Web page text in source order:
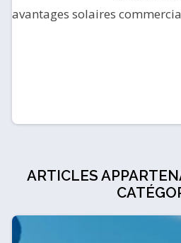
avantages solaires
ARTICLES